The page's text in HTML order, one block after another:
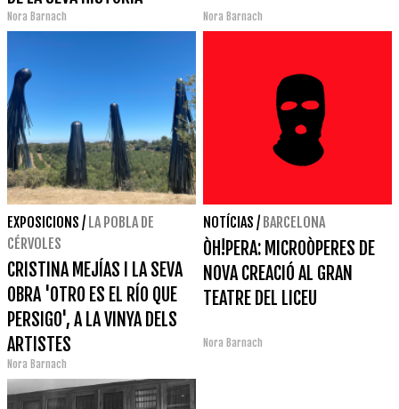
Nora Barnach Nora Barnach
EXPOSICIONS / LA POBLA DE
CÉRVOLES
CRISTINA MEJÍAS I LA SEVA
OBRA 'OTRO ES EL RÍO QUE
PERSIGO', A LA VINYA DELS
ARTISTES
Nora Barnach
NOTÍCIAS / BARCELONA
ÒH!PERA: MICROÒPERES DE
NOVA CREACIÓ AL GRAN
TEATRE DEL LICEU
Nora Barnach